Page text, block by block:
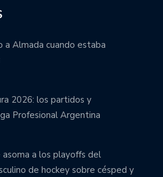
a Almada cuando estaba
2026: los partidos y
Profesional Argentina
asoma a los playoffs del
de hockey sobre césped y